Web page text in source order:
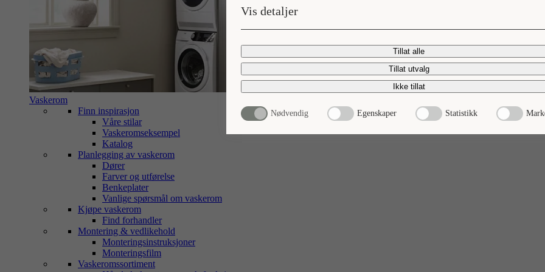
Vis detaljer
Tillat alle
Tillat utvalg
Ikke tillat
Nødvendig Egenskaper Statistikk
Vaskerom
Finn inspirasjon
Våre stilar
Vaskeromseksempel
Katalog
Planlegging av vaskerom
Dører
Farver og utførelse
Benkeplater
Vanlige spørsmål om vaskerom
Kjøpe vaskerom
Find forhandler
Montering & vedlikehold
Monteringsinstruksjoner
Monteringsfilm
Vaskeromssortiment